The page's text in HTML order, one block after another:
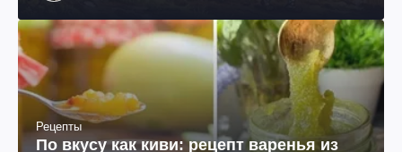
Рецепты
По вкусу как киви: рецепт варенья из